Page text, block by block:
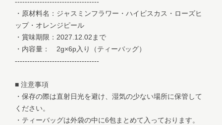
・原材料名：ジャスミンフラワー・ハイビスカス・ローズヒ
ップ・オレンジピール
・賞味期限：2027.12.02まで
・内容量： 2g×6p入り（ティーバッグ）
----------------------------------
■ 注意事項
・保存の際は直射日光を避け、湿気の少ない場所に保管して
ください。
・ティーバッグは外袋の中に6包まとめて入っております。